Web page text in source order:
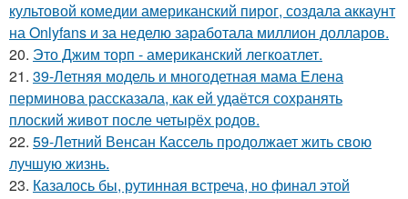
культовой комедии американский пирог, создала аккаунт
на Onlyfans и за неделю заработала миллион долларов.
20. Это Джим торп - американский легкоатлет.
21. 39-Летняя модель и многодетная мама Елена
перминова рассказала, как ей удаётся сохранять
плоский живот после четырёх родов.
22. 59-Летний Венсан Кассель продолжает жить свою
лучшую жизнь.
23. Казалось бы, рутинная встреча, но финал этой